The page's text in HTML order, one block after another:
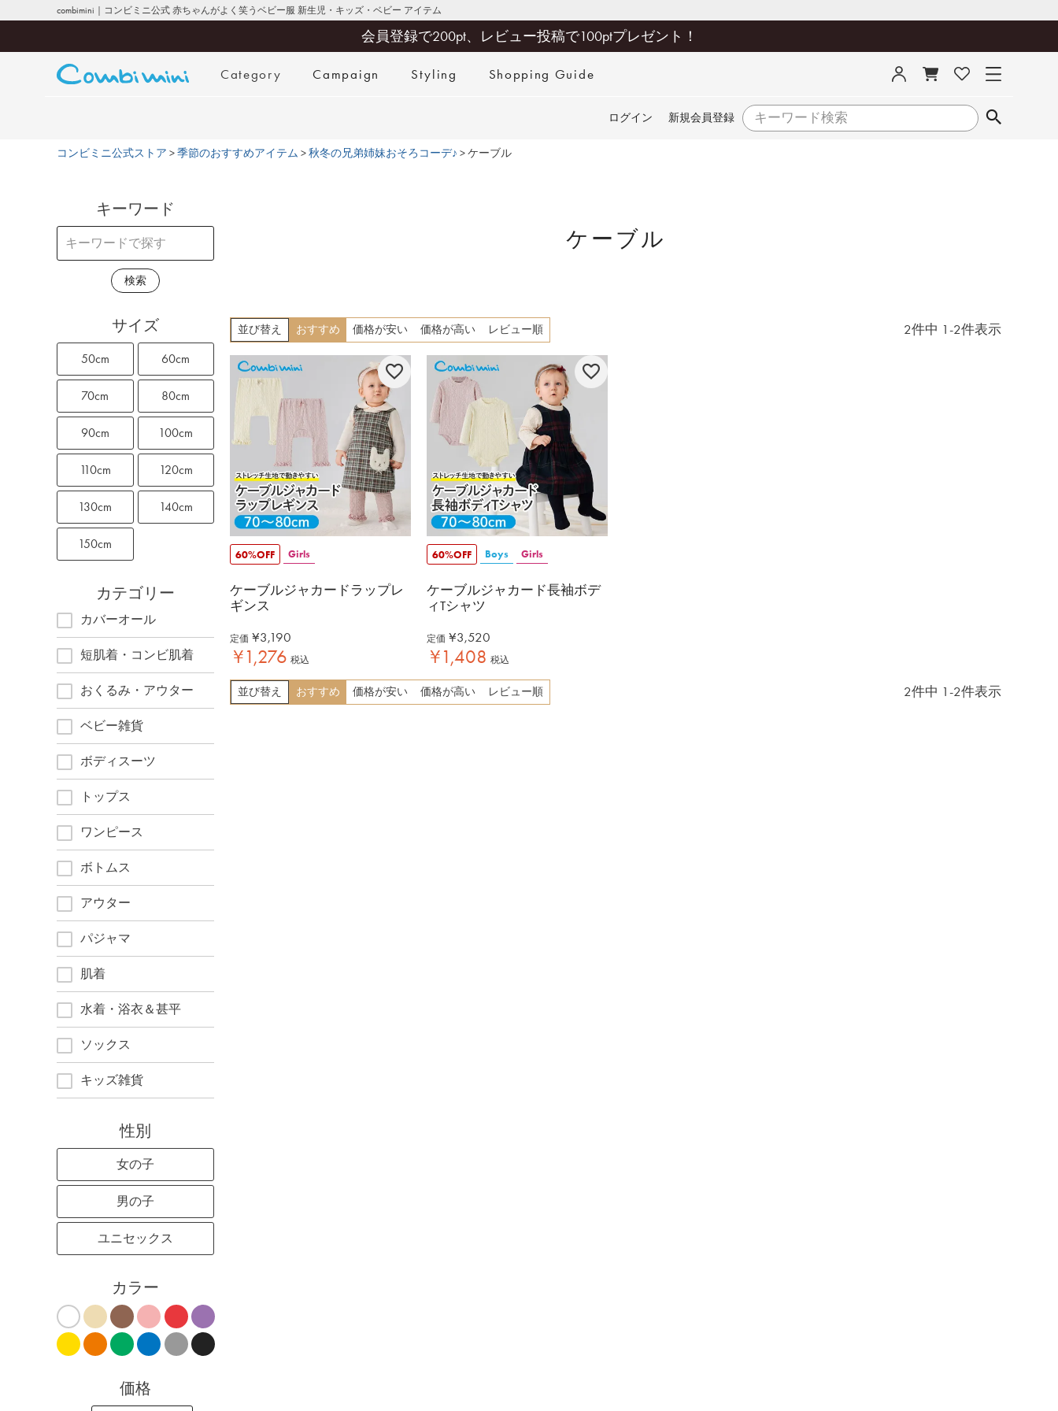
combimini｜コンビミニ公式 赤ちゃんがよく笑うベビー服 新生児・キッズ・ベビー アイテム
会員登録で200pt、レビュー投稿で100ptプレゼント！
Category Campaign Styling Shopping Guide
ログイン 新規会員登録
検索
コンビミニ公式ストア 季節のおすすめアイテム 秋冬の兄弟姉妹おそろコーデ♪ ケーブル
キーワード
検索
サイズ
50cm 60cm
70cm 80cm
90cm 100cm
110cm 120cm
130cm 140cm
150cm
カテゴリー
カバーオール
短肌着・コンビ肌着
おくるみ・アウター
ベビー雑貨
ボディスーツ
トップス
ワンピース
ボトムス
アウター
パジャマ
肌着
水着・浴衣＆甚平
ソックス
キッズ雑貨
性別
女の子
男の子
ユニセックス
カラー
価格
ケーブル
並び替え おすすめ 価格が安い 価格が高い レビュー順 2件中 1 -2件表示
60%OFF Girls
ケーブルジャカードラップレ
ギンス
定価 ¥3,190
¥1,276 税込
60%OFF Boys Girls
ケーブルジャカード長袖ボデ
ィTシャツ
定価 ¥3,520
¥1,408 税込
並び替え おすすめ 価格が安い 価格が高い レビュー順 2件中 1 -2件表示